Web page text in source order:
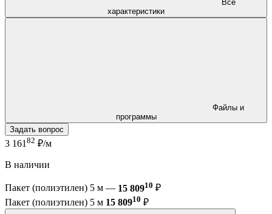
характеристики
программы
Задать вопрос
3 161 82 ₽/м
В наличии
Пакет (полиэтилен) 5 м — 15 80910 ₽
Пакет (полиэтилен) 5 м 15 80910 ₽